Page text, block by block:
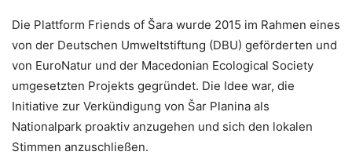
Die Plattform Friends of Šara wurde 2015 im Rahmen eines
von der Deutschen Umweltstiftung (DBU) geförderten und
von EuroNatur und der Macedonian Ecological Society
umgesetzten Projekts gegründet. Die Idee war, die
Initiative zur Verkündigung von Šar Planina als
Nationalpark proaktiv anzugehen und sich den lokalen
Stimmen anzuschließen.